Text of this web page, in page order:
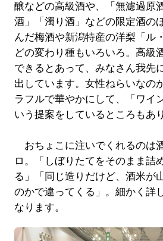
醸などの高級酒や、「無濾過原
酒」「濁り酒」などの限定酒の
んだ梅酒や新潟特産の洋梨「ル
どの変わり種もいろいろ。高級
できるとあって、みなさん我先
出しています。女性ねらいなの
ラフルで華やかにして、「ワイ
いう提案をしているところもあ
おちょこに注いでくれるのは
ロ。「しぼりたてをそのまま詰
る」「同じ造りだけど、酒米が
のかで違ってくる」。細かく詳
なります。